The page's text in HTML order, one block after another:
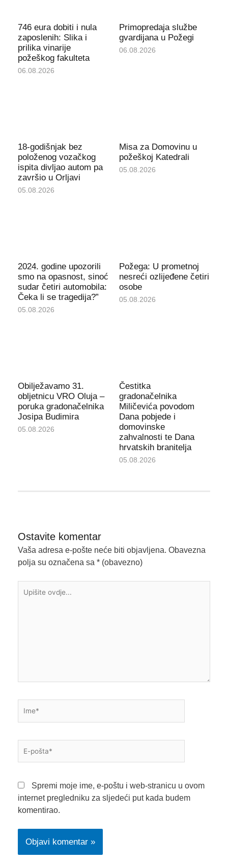
746 eura dobiti i nula
zaposlenih: Slika i
prilika vinarije
požeškog fakulteta
06.08.2026
Primopredaja službe
gvardijana u Požegi
06.08.2026
18-godišnjak bez
položenog vozačkog
ispita divljao autom pa
završio u Orljavi
05.08.2026
Misa za Domovinu u
požeškoj Katedrali
05.08.2026
2024. godine upozorili
smo na opasnost, sinoć
sudar četiri automobila:
Čeka li se tragedija?”
05.08.2026
Požega: U prometnoj
nesreći ozlijeđene četiri
osobe
05.08.2026
Obilježavamo 31.
obljetnicu VRO Oluja –
poruka gradonačelnika
Josipa Budimira
05.08.2026
Čestitka
gradonačelnika
Miličevića povodom
Dana pobjede i
domovinske
zahvalnosti te Dana
hrvatskih branitelja
05.08.2026
Ostavite komentar
Vaša adresa e-pošte neće biti objavljena. Obavezna
polja su označena sa * (obavezno)
ovdje...
pošta*
Spremi moje ime, e-poštu i web-stranicu u ovom
internet pregledniku za sljedeći put kada budem
komentirao.